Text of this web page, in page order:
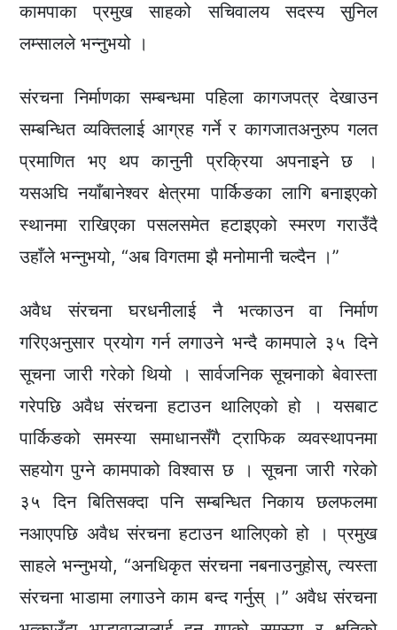
कामपाका प्रमुख साहको सचिवालय सदस्य सुनिल
लम्सालले भन्नुभयो ।
संरचना निर्माणका सम्बन्धमा पहिला कागजपत्र देखाउन
सम्बन्धित व्यक्तिलाई आग्रह गर्ने र कागजातअनुरुप गलत
प्रमाणित भए थप कानुनी प्रक्रिया अपनाइने छ ।
यसअघि नयाँबानेश्वर क्षेत्रमा पार्किङका लागि बनाइएको
स्थानमा राखिएका पसलसमेत हटाइएको स्मरण गराउँदै
उहाँले भन्नुभयो, “अब विगतमा झै मनोमानी चल्दैन ।”
अवैध संरचना घरधनीलाई नै भत्काउन वा निर्माण
गरिएअनुसार प्रयोग गर्न लगाउने भन्दै कामपाले ३५ दिने
सूचना जारी गरेको थियो । सार्वजनिक सूचनाको बेवास्ता
गरेपछि अवैध संरचना हटाउन थालिएको हो । यसबाट
पार्किङको समस्या समाधानसँगै ट्राफिक व्यवस्थापनमा
सहयोग पुग्ने कामपाको विश्वास छ । सूचना जारी गरेको
३५ दिन बितिसक्दा पनि सम्बन्धित निकाय छलफलमा
नआएपछि अवैध संरचना हटाउन थालिएको हो । प्रमुख
साहले भन्नुभयो, “अनधिकृत संरचना नबनाउनुहोस्, त्यस्ता
संरचना भाडामा लगाउने काम बन्द गर्नुस् ।” अवैध संरचना